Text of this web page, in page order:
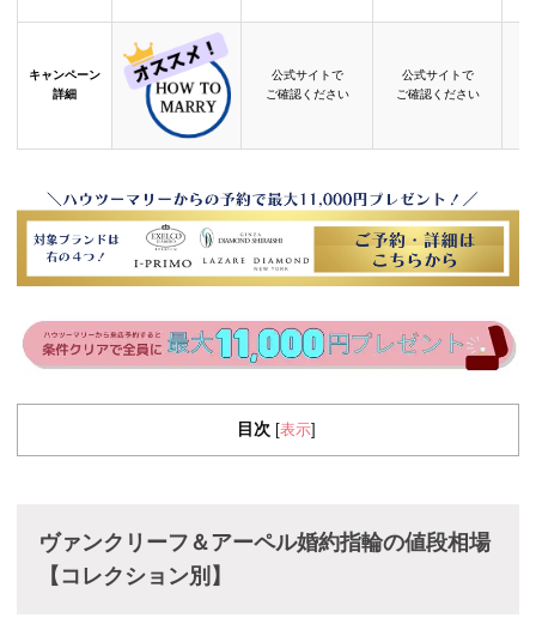
キャンペーン
詳細
公式サイトで
ご確認ください
公式サイトで
ご確認ください
目次 表示
ヴァンクリーフ＆アーペル婚約指輪の値段相場
【コレクション別】